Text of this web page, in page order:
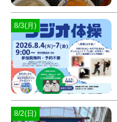
8/3(月)
8/2(日)